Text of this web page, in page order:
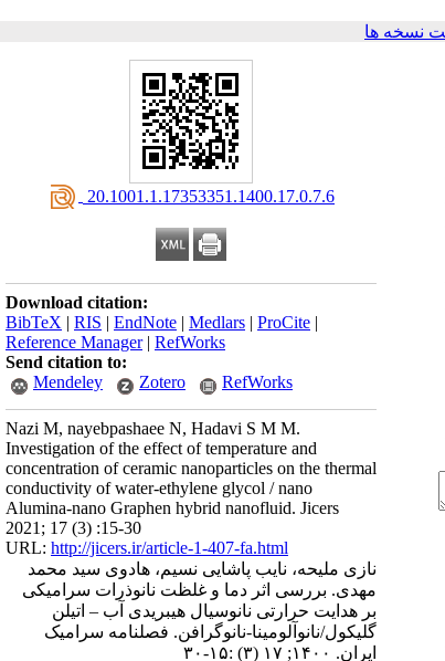
نسخه ها
‎ 20.1001.1.17353351.1400.17.0.7.6
Download citation:
BibTeX | RIS | EndNote | Medlars | ProCite |
Reference Manager| RefWorks
Send citation to:
Mendeley
Zotero RefWorks
Nazi M, nayebpashaee N, Hadavi S M M.
Investigation of the effect of temperature and
concentration of ceramic nanoparticles on the thermal
conductivity of water-ethylene glycol / nano
Alumina-nano Graphen hybrid nanofluid. Jicers
2021; 17 (3) :15-30
URL: http://jicers.ir/article-1-407-fa.html
نازی ملیحه، نایب پاشایی نسیم، هادوی سید محمد
مهدی. بررسی اثر دما و غلظت نانوذرات سرامیکی
بر هدایت حرارتی نانوسیال هیبریدی آب – اتیلن
گلیکول/نانوآلومینا-نانوگرافن. فصلنامه سرامیک
ایران. ۱۴۰۰; ۱۷ (۳) :۱۵-۳۰